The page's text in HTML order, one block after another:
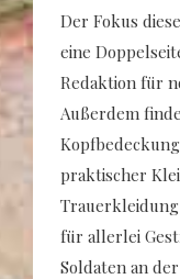
Der Fokus
eine
Redaktion für
Außerdem
praktischer
für allerlei
Soldaten an